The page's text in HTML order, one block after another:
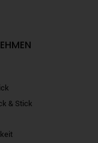
& Stick